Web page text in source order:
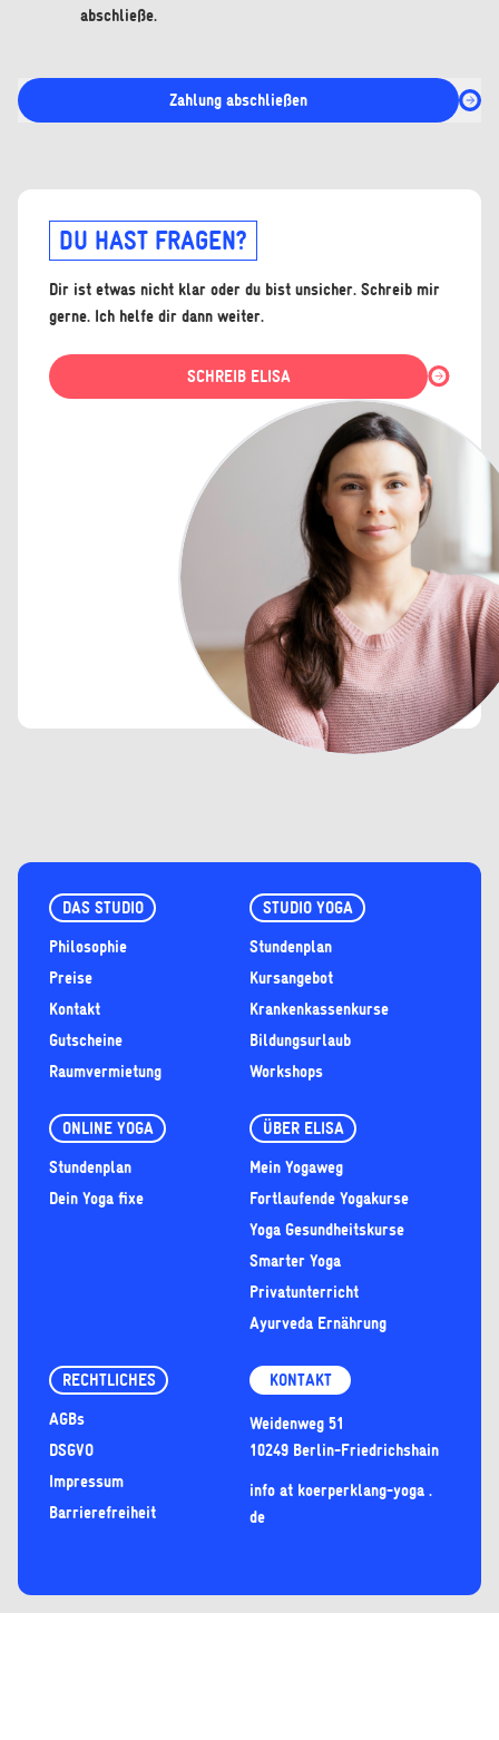
abschließe.
Zahlung abschließen
DU HAST FRAGEN?
Dir ist etwas nicht klar oder du bist unsicher. Schreib mir
gerne. Ich helfe dir dann weiter.
SCHREIB ELISA
DAS STUDIO
Philosophie
Preise
Kontakt
Gutscheine
Raumvermietung
STUDIO YOGA
Stundenplan
Kursangebot
Krankenkassenkurse
Bildungsurlaub
Workshops
ONLINE YOGA
Stundenplan
Dein Yoga fixe
ÜBER ELISA
Mein Yogaweg
Fortlaufende Yogakurse
Yoga Gesundheitskurse
Smarter Yoga
Privatunterricht
Ayurveda Ernährung
RECHTLICHES
AGBs
DSGVO
Impressum
Barrierefreiheit
KONTAKT
Weidenweg 51
10249 Berlin-Friedrichshain
info at koerperklang-yoga .
de